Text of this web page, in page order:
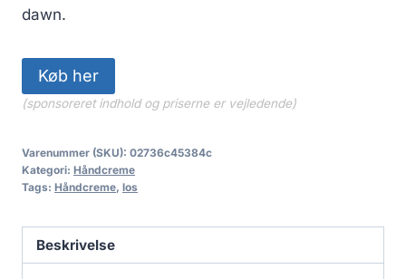
dawn.
Køb her
(sponsoreret indhold og priserne er vejledende)
Varenummer (SKU): 02736c45384c
Kategori: Håndcreme
Tags: Håndcreme, los
Beskrivelse